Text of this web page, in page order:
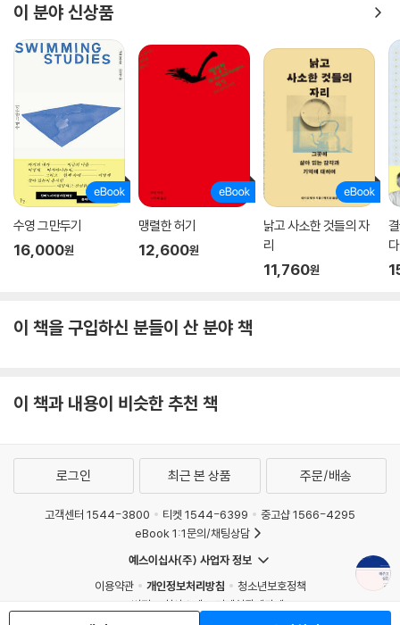
죽음은 또 다른 생명을 낳는다 252
어떻게 살았느냐가 중요하다 253
죽음에 대한 염려는 덧없다 254
모든 곳에서 죽음을 기다리자 255
죽음은 공포의 대상이 될 수 없다 256
죽음 그 자체는 두려운 것이 아니다 257
죽음을 일상적으로 대면하라 258
죽음은 재앙이 아니라 축복이다 259
죽음을 두려워하는 이유 260
죽음 앞에서 미소 짓자 261
나의 모든 것을 받아주었던 자연 262
당신의 수명에 만족하라 263
따로 죽음에 대비할 필요는 없다 266
죽음이 삶의 목적은 아니다 267
내게 주어진 삶을 잘 살다 가다 270
이 분야 신상품
수영 그만두기
16,000원
맹렬한 허기
12,600원
낡고 사소한 것들의 자
리
11,760원
다
이 책을 구입하신 분들이 산 분야 책
이 책과 내용이 비슷한 추천 책
로그인 최근 본 상품 주문/배송
고객센터 1544-3800 티켓 1544-6399
중고샵 1566-4295
eBook 1:1문의/채팅상담
예스이십사(주) 사업자 정보
이용약관
개인정보처리방침
청소년보호정책
PC버전
회사소개
거래처관계자께